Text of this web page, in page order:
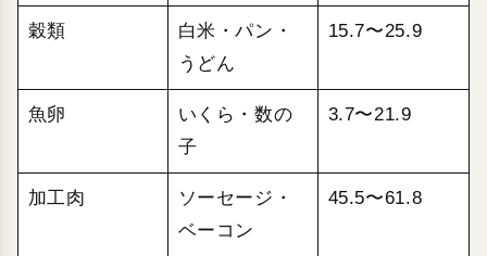
穀類
白米・パン・
うどん
15.7〜25.9
魚卵
いくら・数の
子
3.7〜21.9
加工肉
ソーセージ・
ベーコン
45.5〜61.8